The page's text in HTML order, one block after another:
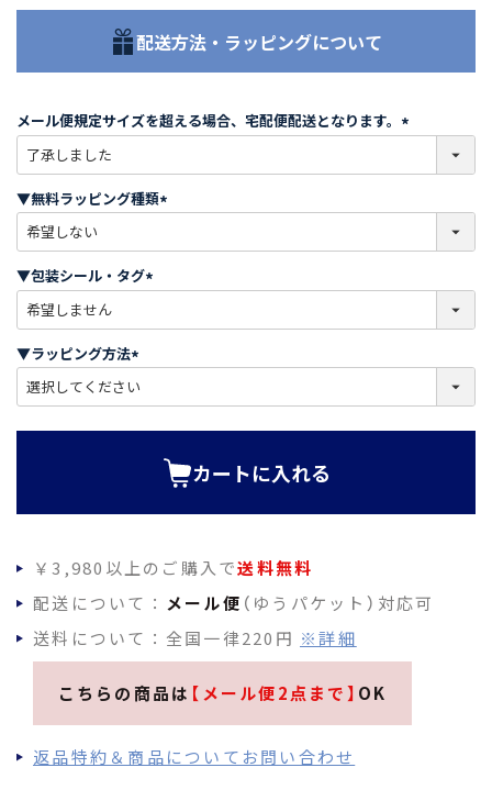
配送方法・ラッピングについて
メール便規定サイズを超える場合、宅配便配送となります。
必
)
▼無料ラッピング種類
必
)
▼包装シール・タグ
必
)
▼ラッピング方法
必
カートに入れる
￥3,980以上のご購入で送料無料
配送について： メール便 （ゆうパケット）対応可
送料について：全国一律220円 ※詳細
こちらの商品は 【メール便2点まで】 OK
返品特約＆商品についてお問い合わせ